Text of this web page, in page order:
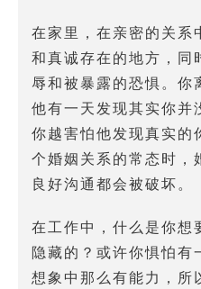
在家里，在亲密的关系
和真诚存在的地方，同
辱和被暴露的恐惧。你
他有一天发现其实你并
你越害怕他发现真实的
个婚姻关系的常态时，
良好沟通都会被破坏。
在工作中，什么是你想
隐藏的？或许你惧怕有
想象中那么有能力，所